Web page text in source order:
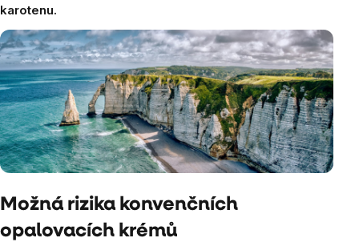
karotenu.
Možná rizika konvenčních
opalovacích krémů